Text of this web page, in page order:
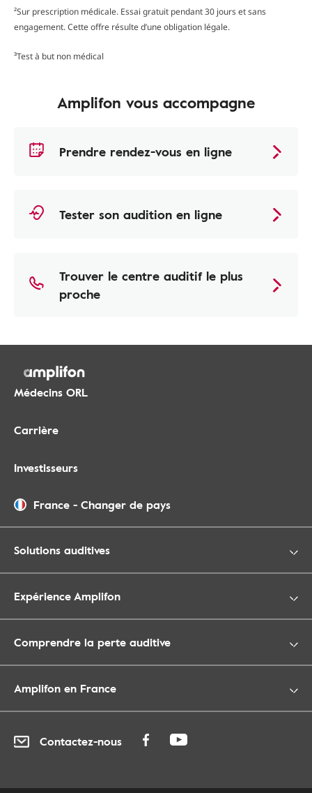
²Sur prescription médicale. Essai gratuit pendant 30 jours et sans
engagement. Cette offre résulte d’une obligation légale.
³Test à but non médical
Amplifon vous accompagne
Prendre rendez-vous en ligne
Tester son audition en ligne
Trouver le centre auditif le plus
proche
Médecins ORL
Carrière
Investisseurs
France - Changer de pays
Solutions auditives
Expérience Amplifon
Comprendre la perte auditive
Amplifon en France
Contactez-nous